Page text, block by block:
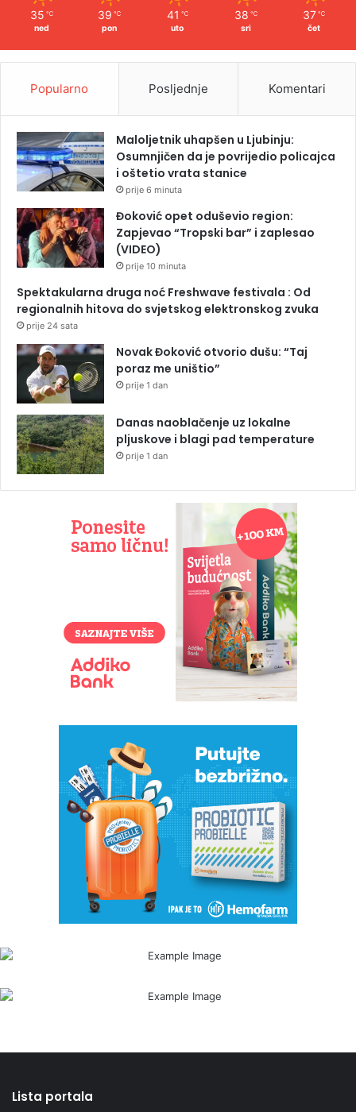
35 ℃
ned
39 ℃
pon
41 ℃
uto
38 ℃
sri
37 ℃
čet
Popularno Posljednje Komentari
Maloljetnik uhapšen u Ljubinju:
Osumnjičen da je povrijedio policajca
i oštetio vrata stanice
prije 6 minuta
Đoković opet oduševio region:
Zapjevao “Tropski bar” i zaplesao
(VIDEO)
prije 10 minuta
Spektakularna druga noć Freshwave festivala : Od
regionalnih hitova do svjetskog elektronskog zvuka
prije 24 sata
Novak Đoković otvorio dušu: “Taj
poraz me uništio”
prije 1 dan
Danas naoblačenje uz lokalne
pljuskove i blagi pad temperature
prije 1 dan
Lista portala